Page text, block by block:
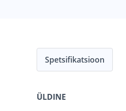
Spetsifikatsioon
ÜLDINE